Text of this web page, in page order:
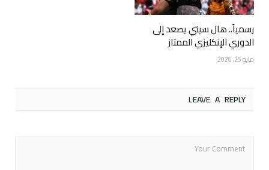
رسمياً.. هال سيتي يصعد إلى
الدوري الإنكليزي الممتاز
مايو 25, 2026
LEAVE A REPLY